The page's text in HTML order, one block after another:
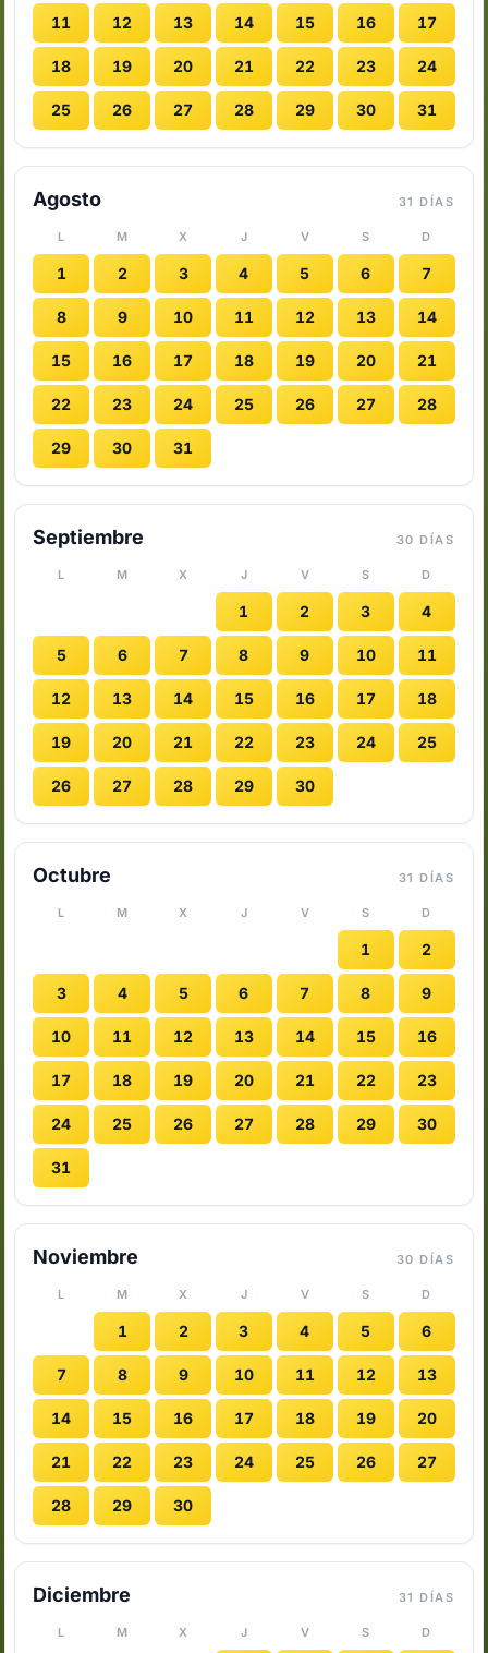
11 12 13 14 15 16 17
18 19 20 21 22 23 24
25 26 27 28 29 30 31
Agosto 31 DÍAS
L M X J V S D
1 2 3 4 5 6 7
8 9 10 11 12 13 14
15 16 17 18 19 20 21
22 23 24 25 26 27 28
29 30 31
Septiembre 30 DÍAS
L M X J V S D
1 2 3 4
5 6 7 8 9 10 11
12 13 14 15 16 17 18
19 20 21 22 23 24 25
26 27 28 29 30
Octubre 31 DÍAS
L M X J V S D
1 2
3 4 5 6 7 8 9
10 11 12 13 14 15 16
17 18 19 20 21 22 23
24 25 26 27 28 29 30
31
Noviembre 30 DÍAS
L M X J V S D
1 2 3 4 5 6
7 8 9 10 11 12 13
14 15 16 17 18 19 20
21 22 23 24 25 26 27
28 29 30
Diciembre 31 DÍAS
L M X J V S D